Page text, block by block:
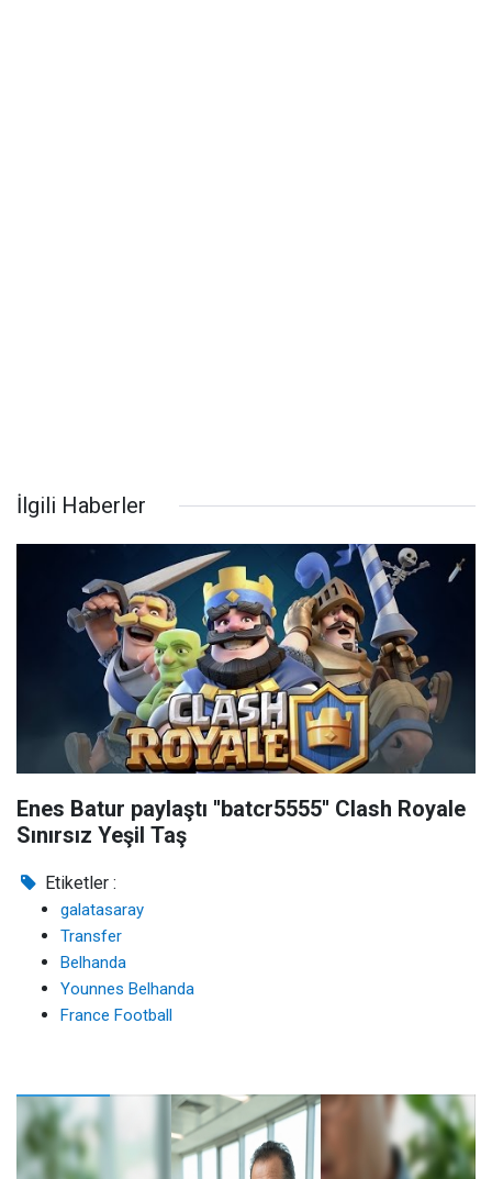
İlgili Haberler
Enes Batur paylaştı ''batcr5555'' Clash Royale
Sınırsız Yeşil Taş
Etiketler :
galatasaray
Transfer
Belhanda
Younnes Belhanda
France Football